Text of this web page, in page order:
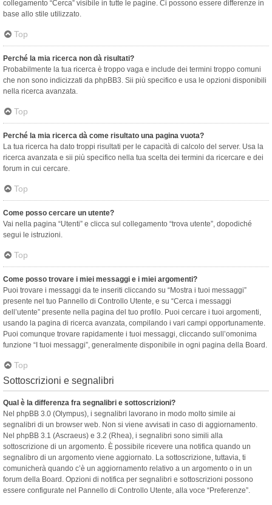
collegamento “Cerca” visibile in tutte le pagine. Ci possono essere differenze in
base allo stile utilizzato.
Top
Perché la mia ricerca non dà risultati?
Probabilmente la tua ricerca è troppo vaga e include dei termini troppo comuni
che non sono indicizzati da phpBB3. Sii più specifico e usa le opzioni disponibili
nella ricerca avanzata.
Top
Perché la mia ricerca dà come risultato una pagina vuota?
La tua ricerca ha dato troppi risultati per le capacità di calcolo del server. Usa la
ricerca avanzata e sii più specifico nella tua scelta dei termini da ricercare e dei
forum in cui cercare.
Top
Come posso cercare un utente?
Vai nella pagina “Utenti” e clicca sul collegamento “trova utente”, dopodiché
segui le istruzioni.
Top
Come posso trovare i miei messaggi e i miei argomenti?
Puoi trovare i messaggi da te inseriti cliccando su “Mostra i tuoi messaggi”
presente nel tuo Pannello di Controllo Utente, e su “Cerca i messaggi
dell’utente” presente nella pagina del tuo profilo. Puoi cercare i tuoi argomenti,
usando la pagina di ricerca avanzata, compilando i vari campi opportunamente.
Puoi comunque trovare rapidamente i tuoi messaggi, cliccando sull’omonima
funzione “I tuoi messaggi”, generalmente disponibile in ogni pagina della Board.
Top
Sottoscrizioni e segnalibri
Qual è la differenza fra segnalibri e sottoscrizioni?
Nel phpBB 3.0 (Olympus), i segnalibri lavorano in modo molto simile ai
segnalibri di un browser web. Non si viene avvisati in caso di aggiornamento.
Nel phpBB 3.1 (Ascraeus) e 3.2 (Rhea), i segnalibri sono simili alla
sottoscrizione di un argomento. È possibile ricevere una notifica quando un
segnalibro di un argomento viene aggiornato. La sottoscrizione, tuttavia, ti
comunicherà quando c’è un aggiornamento relativo a un argomento o in un
forum della Board. Opzioni di notifica per segnalibri e sottoscrizioni possono
essere configurate nel Pannello di Controllo Utente, alla voce “Preferenze”.